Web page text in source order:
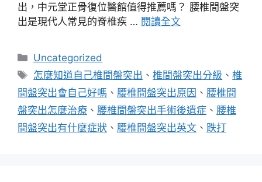
出，中元堂正骨復位醫館值得推薦嗎？ 腰椎間盤突
出是現代人常見的脊椎疾 … 閱讀全文
分
類
Uncategorized
標
籤
怎麼知道自己椎間盤突出 、椎間盤突出分級 、椎
間盤突出會自己好嗎 、 腰椎間盤突出原因 、 腰椎間
盤突出怎麼治療 、 腰椎間盤突出手術後遺症 、 腰椎
間盤突出有什麼症狀 、 腰椎間盤突出英文 、 跌打